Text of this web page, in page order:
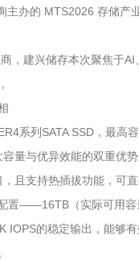
办的 MTS2026 存储产
，建兴储存本次聚焦于
系列SATA SSD，最
量与优异效能的双重优
且支持热插拔功能，可
置——16TB（实际可用
IOPS的稳定输出，能够